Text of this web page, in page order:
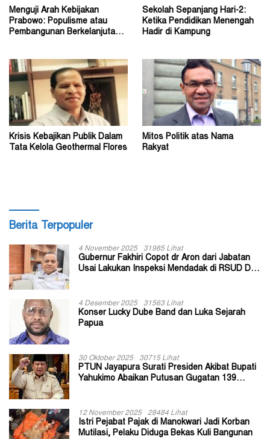
Menguji Arah Kebijakan
Prabowo: Populisme atau
Pembangunan Berkelanjutan?
Sekolah Sepanjang Hari-2:
Ketika Pendidikan Menengah
Hadir di Kampung
Krisis Kebajikan Publik Dalam
Tata Kelola Geothermal Flores
Mitos Politik atas Nama
Rakyat
Berita Terpopuler
4 November 2025 31985 Lihat
Gubernur Fakhiri Copot dr Aron dari Jabatan
Usai Lakukan Inspeksi Mendadak di RSUD Dok
4 Desember 2025 31563 Lihat
Konser Lucky Dube Band dan Luka Sejarah
Papua
30 Oktober 2025 30715 Lihat
PTUN Jayapura Surati Presiden Akibat Bupati
Yahukimo Abaikan Putusan Gugatan 139
12 November 2025 28484 Lihat
Istri Pejabat Pajak di Manokwari Jadi Korban
Mutilasi, Pelaku Diduga Bekas Kuli Bangunan